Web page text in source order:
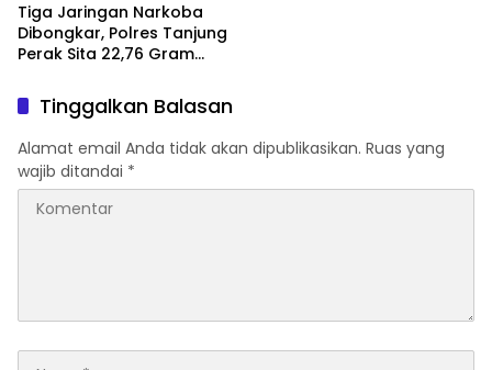
Tiga Jaringan Narkoba
Dibongkar, Polres Tanjung
Perak Sita 22,76 Gram
Tinggalkan Balasan
Alamat email Anda tidak akan dipublikasikan. Ruas yang
wajib ditandai *